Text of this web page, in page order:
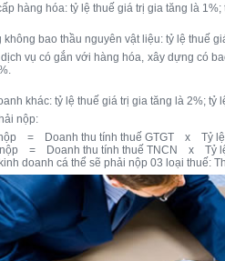
hàng hóa: tỷ lệ thuế giá trị gia tăng là
bao thầu nguyên vật liệu: tỷ lệ thuế
vụ có gắn với hàng hóa, xây dựng có
khác: tỷ lệ thuế giá trị gia tăng là 2%; tỷ
nộp:
nộp = Doanh thu tính thuế GTGT x Tỷ lệ
nộp = Doanh thu tính thuế TNCN x Tỷ
doanh cá thể sẽ phải nộp 03 loại thuế: